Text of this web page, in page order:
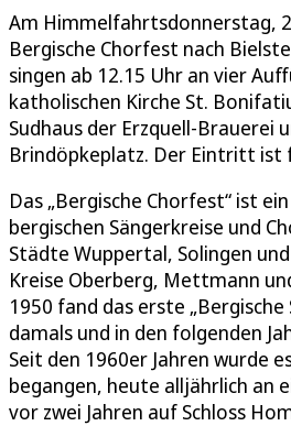
Am Himmelfahrtsdonnerstag,
Bergische Chorfest nach
singen ab 12.15 Uhr an vier
katholischen Kirche St.
Sudhaus der Erzquell-Brauerei
Brindöpkeplatz. Der Eintritt ist
Das „Bergische Chorfest“ ist
bergischen Sängerkreise und
Städte Wuppertal, Solingen
Kreise Oberberg, Mettmann
1950 fand das erste
damals und in den folgenden
Seit den 1960er Jahren wurde
begangen, heute alljährlich an
vor zwei Jahren auf Schloss